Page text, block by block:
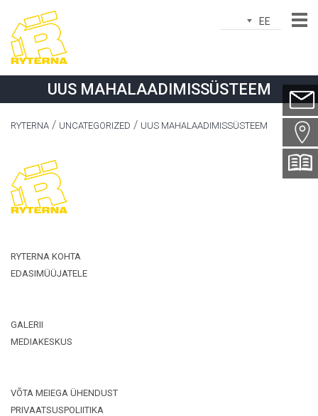
Nimi*
E-posti
Riik*
Telefon*
Sõnum*
EE
UUS MAHALAADIMISSÜSTEEM
RYTERNA UNCATEGORIZED UUS MAHALAADIMISSÜSTEEM
RYTERNA KOHTA
EDASIMÜÜJATELE
GALERII
MEDIAKESKUS
VÕTA MEIEGA ÜHENDUST
PRIVAATSUSPOLIITIKA